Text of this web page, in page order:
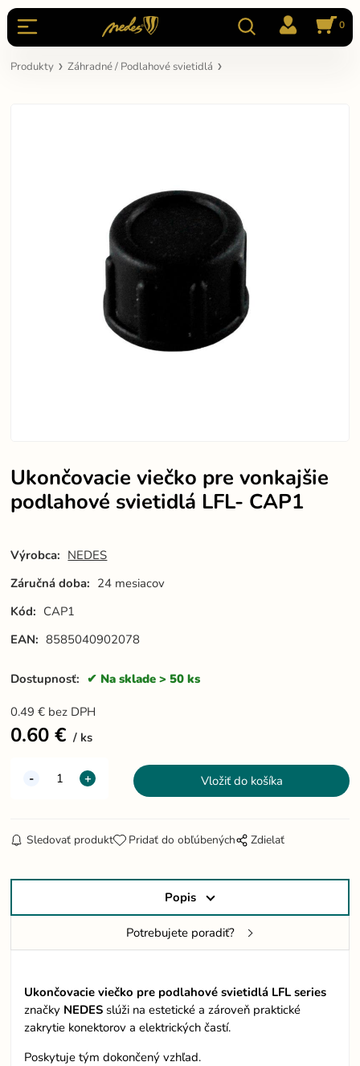
0
Produkty Záhradné / Podlahové svietidlá
Ukončovacie viečko pre vonkajšie
podlahové svietidlá LFL- CAP1
Výrobca: NEDES
Záručná doba: 24 mesiacov
Kód: CAP1
EAN: 8585040902078
Dostupnosť: Na sklade > 50 ks
0.49 € bez DPH
0.60 € ks
Sledovať produkt Pridať do obľúbených Zdielať
Popis
Potrebujete poradiť?
Ukončovacie viečko pre podlahové svietidlá LFL series
značky NEDES slúži na estetické a zároveň praktické
zakrytie konektorov a elektrických častí.
Poskytuje tým dokončený vzhľad.